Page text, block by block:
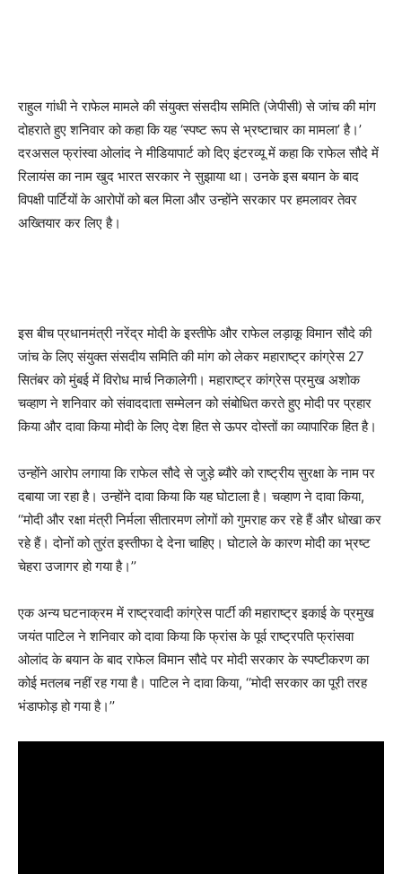
राहुल गांधी ने राफेल मामले की संयुक्त संसदीय समिति (जेपीसी) से जांच की मांग
दोहराते हुए शनिवार को कहा कि यह ‘स्पष्ट रूप से भ्रष्टाचार का मामला’ है।’
दरअसल फ्रांस्वा ओलांद ने मीडियापार्ट को दिए इंटरव्यू में कहा कि राफेल सौदे में
रिलायंस का नाम खुद भारत सरकार ने सुझाया था। उनके इस बयान के बाद
विपक्षी पार्टियों के आरोपों को बल मिला और उन्होंने सरकार पर हमलावर तेवर
अख्तियार कर लिए है।
इस बीच प्रधानमंत्री नरेंद्र मोदी के इस्तीफे और राफेल लड़ाकू विमान सौदे की
जांच के लिए संयुक्त संसदीय समिति की मांग को लेकर महाराष्ट्र कांग्रेस 27
सितंबर को मुंबई में विरोध मार्च निकालेगी। महाराष्ट्र कांग्रेस प्रमुख अशोक
चव्हाण ने शनिवार को संवाददाता सम्मेलन को संबोधित करते हुए मोदी पर प्रहार
किया और दावा किया मोदी के लिए देश हित से ऊपर दोस्तों का व्यापारिक हित है।
उन्होंने आरोप लगाया कि राफेल सौदे से जुड़े ब्यौरे को राष्ट्रीय सुरक्षा के नाम पर
दबाया जा रहा है। उन्होंने दावा किया कि यह घोटाला है। चव्हाण ने दावा किया,
‘‘मोदी और रक्षा मंत्री निर्मला सीतारमण लोगों को गुमराह कर रहे हैं और धोखा कर
रहे हैं। दोनों को तुरंत इस्तीफा दे देना चाहिए। घोटाले के कारण मोदी का भ्रष्ट
चेहरा उजागर हो गया है।’’
एक अन्य घटनाक्रम में राष्ट्रवादी कांग्रेस पार्टी की महाराष्ट्र इकाई के प्रमुख
जयंत पाटिल ने शनिवार को दावा किया कि फ्रांस के पूर्व राष्ट्रपति फ्रांसवा
ओलांद के बयान के बाद राफेल विमान सौदे पर मोदी सरकार के स्पष्टीकरण का
कोई मतलब नहीं रह गया है। पाटिल ने दावा किया, ‘‘मोदी सरकार का पूरी तरह
भंडाफोड़ हो गया है।’’